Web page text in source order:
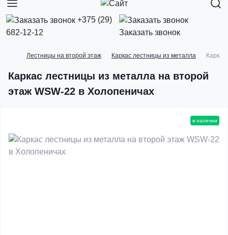
+375 (29)
682-12-12
Заказать звонок
Лестницы на второй этаж Каркас лестницы из металла
Каркас лестницы из металла на второй
этаж WSW-22 в Холопеничах
в наличии